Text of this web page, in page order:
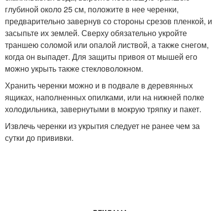
глубиной около 25 см, положите в нее черенки,
предварительно завернув со стороны срезов пленкой, и
засыпьте их землей. Сверху обязательно укройте
траншею соломой или опалой листвой, а также снегом,
когда он выпадет. Для защиты привоя от мышей его
можно укрыть также стекловолокном.
Хранить черенки можно и в подвале в деревянных
ящиках, наполненных опилками, или на нижней полке
холодильника, завернутыми в мокрую тряпку и пакет.
Извлечь черенки из укрытия следует не ранее чем за
сутки до прививки.